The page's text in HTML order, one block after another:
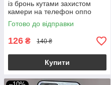
із бронь кутами захистом
камери на телефон оппо
а57с прозорий ttp
Готово до відправки
126 ₴ 140 ₴
Купити